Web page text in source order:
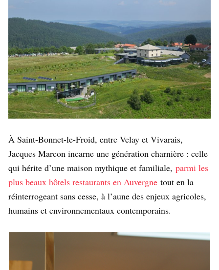
À Saint-Bonnet-le-Froid, entre Velay et Vivarais,
Jacques Marcon incarne une génération charnière : celle
qui hérite d’une maison mythique et familiale, parmi les
plus beaux hôtels restaurants en Auvergne tout en la
réinterrogeant sans cesse, à l’aune des enjeux agricoles,
humains et environnementaux contemporains.